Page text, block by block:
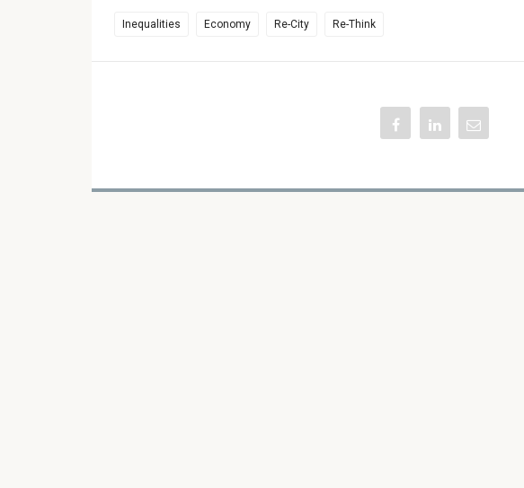
Inequalities Economy Re-City Re-Think